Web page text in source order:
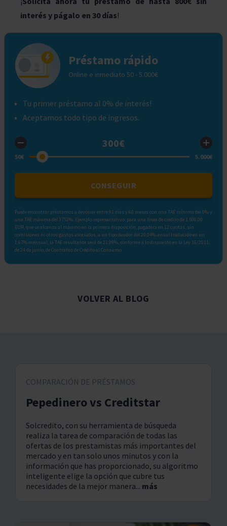
interés y págalo en 30 días!
Préstamo rápido
Online e inmediato 50 - 5.000€
Tu primer préstamo al 0% de interés!
Aceptamos todo tipo de ingresos.
CONSEGUIR
Puede encontrar préstamos a devolver entre 91 días y 60 meses con una TAE mínima del 0% y
una TAE máxima del 3752%. Ejemplo representativo: para una línea de crédito de 1.500,00
EUR, que se alcanza al máximo en la primera disposición, pagadera en 12 cuotas, sin
comisiones ni otros gastos asociados, a un tipo deudor del 20,04% anual traducido en un
1,67% mensual, la TAE resultante será de 21,99%, conforme a lo dispuesto en la Ley 16/2011,
de 24 de junio, de Contratos de Crédito al Consumo.
VOLVER AL BLOG
COMPARACIÓN DE PRÉSTAMOS
Pepedinero vs Creditstar
Solcredito, con su herramienta de búsqueda
realiza la tarea de comparación de todas las
ofertas de los prestamistas más importantes del
mercado y en tan solo unos minutos y con la
información que has proporcionado, su algoritmo
inteligente elige la opción que cubre tus
necesidades de la mejor manera... más